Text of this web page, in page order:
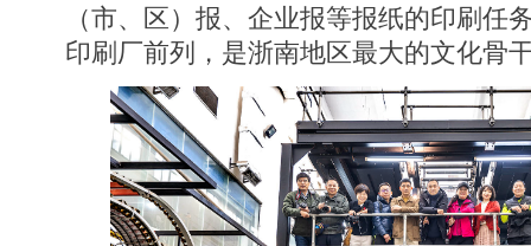
（市、区）报、企业报等报纸的印刷任
印刷厂前列，是浙南地区最大的文化骨